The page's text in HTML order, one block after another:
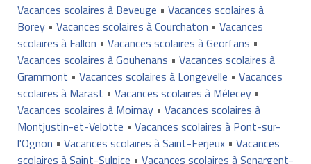
Vacances scolaires à Beveuge • Vacances scolaires à
Borey• Vacances scolaires à Courchaton • Vacances
scolaires à Fallon • Vacances scolaires à Georfans •
Vacances scolaires à Gouhenans • Vacances scolaires à
Grammont • Vacances scolaires à Longevelle • Vacances
scolaires à Marast • Vacances scolaires à Mélecey•
Vacances scolaires à Moimay• Vacances scolaires à
Montjustin-et-Velotte • Vacances scolaires à Pont-sur-
l'Ognon • Vacances scolaires à Saint-Ferjeux• Vacances
scolaires à Saint-Sulpice • Vacances scolaires à Senargent-